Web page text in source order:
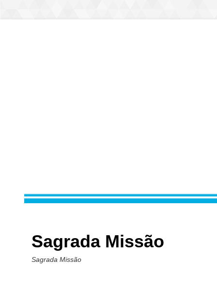
Sagrada Missão
Sagrada Missão